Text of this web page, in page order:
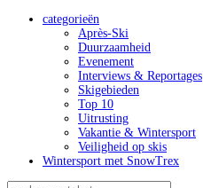
categorieën
Après-Ski
Duurzaamheid
Evenement
Interviews & Reportages
Skigebieden
Top 10
Uitrusting
Vakantie & Wintersport
Veiligheid op skis
Wintersport met SnowTrex